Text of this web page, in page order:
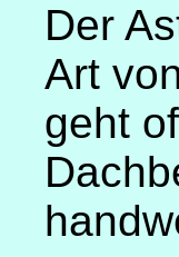
Der
Art
geht